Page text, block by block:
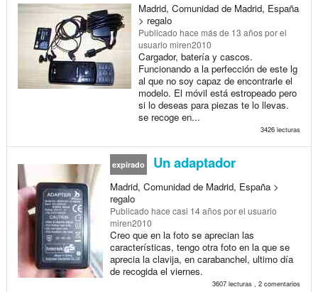
Madrid, Comunidad de Madrid, España
> regalo
Publicado hace más de 13 añospor el
usuario miren2010
Cargador, batería y cascos.
Funcionando a la perfección de este lg
al que no soy capaz de encontrarle el
modelo. El móvil está estropeado pero
si lo deseas para piezas te lo llevas.
se recoge en...
3426 lecturas
expirado Un adaptador
Madrid, Comunidad de Madrid, España >
regalo
Publicado hace casi 14 añospor el usuario
miren2010
Creo que en la foto se aprecian las
características, tengo otra foto en la que se
aprecia la clavija, en carabanchel, ultimo día
de recogida el viernes.
3607 lecturas , 2 comentarios